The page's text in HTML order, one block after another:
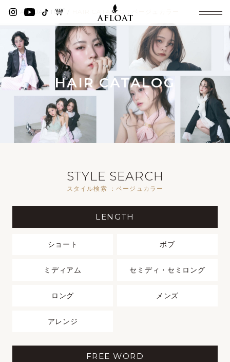
AFLOAT TOP HAIR CATALOG：ベージュカラー
HAIR CATALOG
STYLE SEARCH
スタイル検索 ：ベージュカラー
LENGTH
ショート ボブ
ミディアム セミディ・セミロング
ロング メンズ
アレンジ
FREE WORD